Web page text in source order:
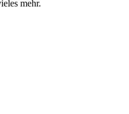
mehr.